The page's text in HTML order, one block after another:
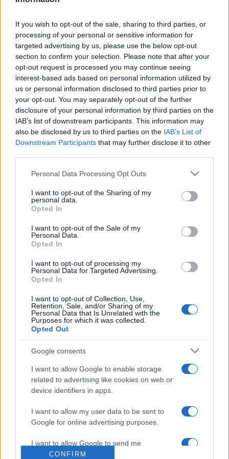
If you wish to opt-out of the sale, sharing to third parties, or
processing of your personal or sensitive information for
targeted advertising by us, please use the below opt-out
section to confirm your selection. Please note that after your
opt-out request is processed you may continue seeing
interest-based ads based on personal information utilized by
us or personal information disclosed to third parties prior to
your opt-out. You may separately opt-out of the further
disclosure of your personal information by third parties on the
IAB’s list of downstream participants. This information may
also be disclosed by us to third parties on the IAB’s List of
Downstream Participants that may further disclose it to other
Please note that this website/app uses one or more Google
not limited to your visit or usage behaviour. You may click to
grant or deny consent to Google and its third-party tags to
use your data for below specified purposes in below Google
consent section.
Personal Data Processing Opt Outs
I want to opt-out of the Sharing of my
personal data.
Opted In
I want to opt-out of the Sale of my
Personal Data.
Opted In
I want to opt-out of processing my
Personal Data for Targeted Advertising.
Opted In
I want to opt-out of Collection, Use,
Retention, Sale, and/or Sharing of my
Personal Data that Is Unrelated with the
Purposes for which it was collected.
Opted Out
Google consents
I want to allow Google to enable storage
related to advertising like cookies on web or
device identifiers in apps.
I want to allow my user data to be sent to
Google for online advertising purposes.
I want to allow Google to send me
personalized advertising.
CONFIRM
Magyar Vendéglátóipari és Kereskedelmi Múzeumot.
A művészeti séta a Vasarely Múzeumtól indulva a Kassák
Múzeumba, a Főtérre, majd a Budapesti Történeti Múzeum
Varga Imre Gyűjteményébe vezet, majd a Kórház utcában, a
Gruber Béla festőművész munkáiból létrehozott szabadtéri
kiállításnál ér véget. A túrák részvételi díja 3500 forint.
Gyulai Istvánné, az óbudai Platán Könyvtár igazgatója a
fesztiválra telepített könyvszigetről számolt be. Mint
szabadon kiveheti a neki tetsző kötetet, az üzemeltetők
csak arra kérik, hogy olvasás után tegye oda vissza.
A könyvtár hétfőre 300 könyvvel töltötte fel a Szigeten
nyelvű ? angol, német, olasz, spanyol, francia, lengyel ?
munkákkal. A kikölcsönözhető alkotások zöme kurrens
szépirodalom, de megtalálhatók klasszikus magyar szerzők
műveinek fordításai is. Gyulai Istvánné elárulta: úgy
készülnek, hogy a szekrény állományát naponta száz-száz új
kötettel tölthessék fel.
PROGRAM
MEGOSZTÁS